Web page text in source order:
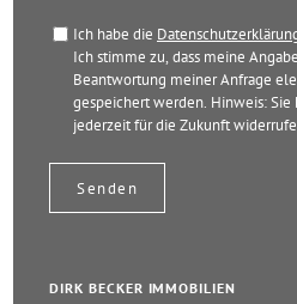
Ich habe die
Ich stimme zu, dass meine
Beantwortung meiner Anfrage
gespeichert werden. Hinweis:
jederzeit für die Zukunft
DIRK BECKER IMMOBILIEN